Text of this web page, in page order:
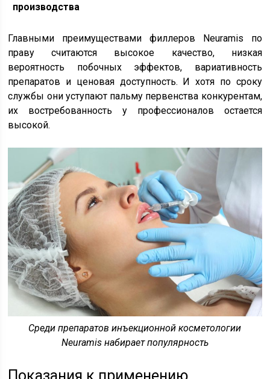
производства
Главными преимуществами филлеров Neuramis по
праву считаются высокое качество, низкая
вероятность побочных эффектов, вариативность
препаратов и ценовая доступность. И хотя по сроку
службы они уступают пальму первенства конкурентам,
их востребованность у профессионалов остается
высокой.
Среди препаратов инъекционной косметологии
Neuramis набирает популярность